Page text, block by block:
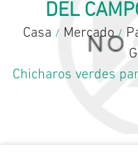
DEL
Casa / Mercado /
Chicharos verdes